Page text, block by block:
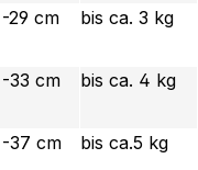
29 cm bis ca. 3 kg
33 cm bis ca. 4 kg
37 cm bis ca.5 kg